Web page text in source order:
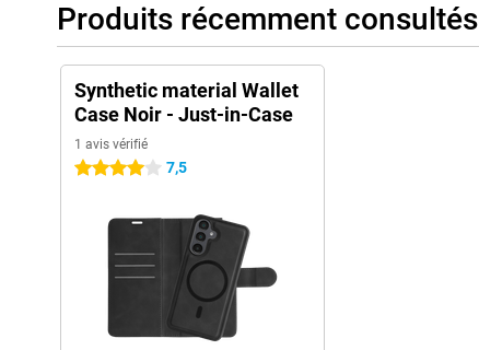
Produits récemment consultés
Synthetic material Wallet
Case Noir - Just-in-Case
1 avis vérifié
4 étoiles 7,5